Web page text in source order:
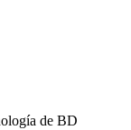
de BD